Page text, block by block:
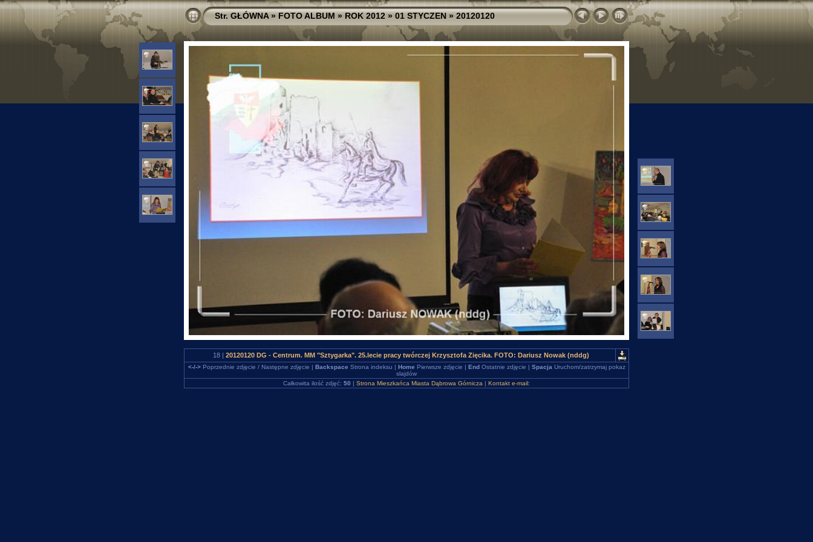
Str. GŁÓWNA»FOTO ALBUM»ROK 2012»01 STYCZEN»20120120
18 | 20120120 DG - Centrum. MM "Sztygarka". 25.lecie pracy twórczej Krzysztofa Zięcika. FOTO: Dariusz Nowak (nddg)
<-/->Poprzednie zdjęcie / Następne zdjęcie | Backspace Strona indeksu | Home Pierwsze zdjęcie | EndOstatnie zdjęcie | Spacja Uruchom/zatrzymaj pokaz
slajdów
Całkowita ilość zdjęć: 50 | Strona Mieszkańca Miasta Dąbrowa Górnicza | Kontakt e-mail: